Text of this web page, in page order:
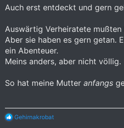
Auch erst entdeckt und gern
Auswärtig Verheiratete
Aber sie haben es gern getan.
ein Abenteuer.
Meins anders, aber nicht völlig.
So hat meine Mutter anfangs
R
Gehirnakrobat